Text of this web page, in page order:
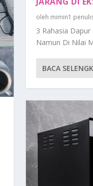
oleh mimin1
3 Rahasia Dapur
Namun Di Nilai
BACA